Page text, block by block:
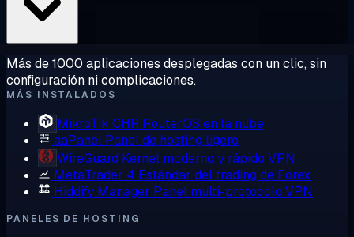
Más de 1000 aplicaciones desplegadas con un clic, sin
configuración ni complicaciones.
MÁS INSTALADOS
MikroTik CHR RouterOS en la nube
aaPanel Panel de hosting ligero
WireGuard Kernel moderno y rápido VPN
MetaTrader 4 Estándar del trading de Forex
Hiddify Manager Panel multi-protocolo VPN
PANELES DE HOSTING